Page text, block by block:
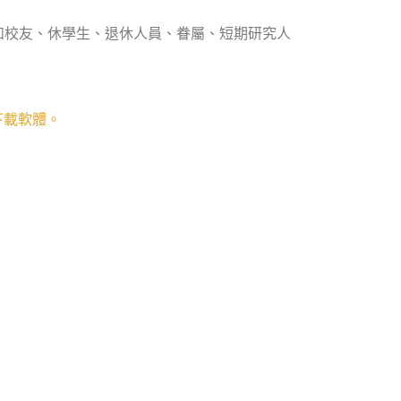
友、休學生、退休人員、眷屬、短期研究人
軟體。